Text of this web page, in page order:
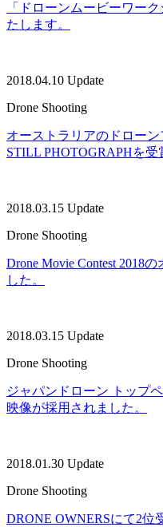
「ドローンムービーワー
たします。
2018.04.10 Update
Drone Shooting
オーストラリアのドロー
STILL PHOTOGRAPHを受
2018.03.15 Update
Drone Shooting
Drone Movie Contest 2018
した。
2018.03.15 Update
Drone Shooting
ジャパンドローン トップ
映像が採用されました。
2018.01.30 Update
Drone Shooting
DRONE OWNERSにて2位